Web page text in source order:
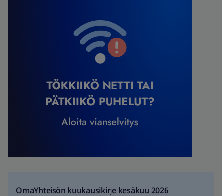
OmaYhteisön kuukausikirje kesäkuu 2026